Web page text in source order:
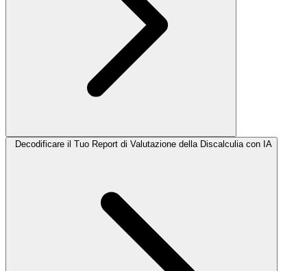
Decodificare il Tuo Report di Valutazione della Discalculia con IA